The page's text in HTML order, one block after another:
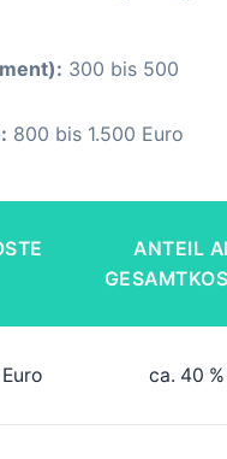
300 bis 500
800 bis 1.500 Euro
ANTEIL
ca. 40 %